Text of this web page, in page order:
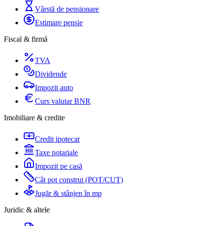
Vârstă de pensionare
Estimare pensie
Fiscal & firmă
TVA
Dividende
Impozit auto
Curs valutar BNR
Imobiliare & credite
Credit ipotecar
Taxe notariale
Impozit pe casă
Cât pot construi (POT/CUT)
Jugăr & stânjen în mp
Juridic & altele